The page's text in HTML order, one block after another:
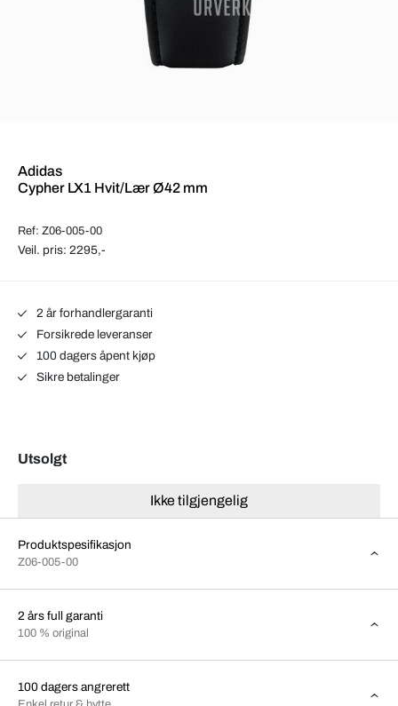
Adidas
Cypher LX1 Hvit/Lær Ø42 mm
Ref: Z06-005-00
Veil. pris: 2295,-
2 år forhandlergaranti
Forsikrede leveranser
100 dagers åpent kjøp
Sikre betalinger
Utsolgt
Ikke tilgjengelig
Produktspesifikasjon
Z06-005-00
2 års full garanti
100 % original
100 dagers angrerett